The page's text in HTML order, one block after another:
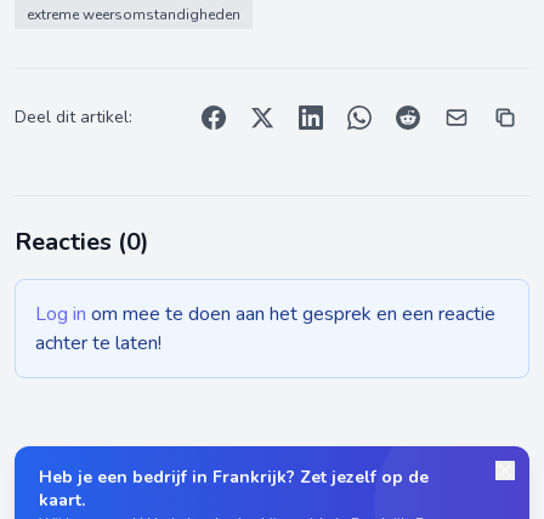
extreme weersomstandigheden
Deel dit artikel:
Reacties (0)
Log in om mee te doen aan het gesprek en een reactie
achter te laten!
Heb je een bedrijf in Frankrijk? Zet jezelf op de
kaart.